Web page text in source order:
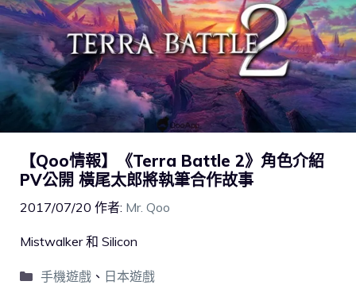
【Qoo情報】《Terra Battle 2》角色介紹
PV公開 橫尾太郎將執筆合作故事
2017/07/20 作者: Mr. Qoo
Mistwalker 和 Silicon
手機遊戲、 日本遊戲